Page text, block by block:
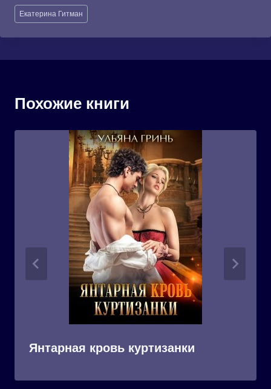
Метки
записи:
Екатерина Гитман
Похожие книги
Янтарная кровь куртизанки